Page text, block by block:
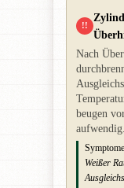
!!
Nach
beugen
aufwendig.
Weißer